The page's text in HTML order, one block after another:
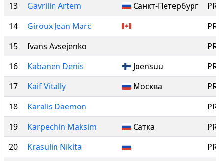
13
Gavrilin Artem Санкт-Петербург
14
Giroux Jean Marc
15
Ivans Avsejenko
16
Kabanen Denis Joensuu
17
Kaif Vitally Москва
18
Karalis Daemon
19
Karpechin Maksim Сатка
20
Krasulin Nikita